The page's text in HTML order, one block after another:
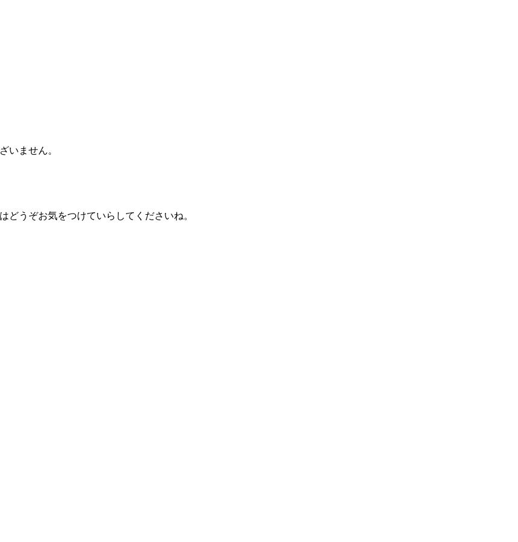
いません。
どうぞお気をつけていらしてくださいね。